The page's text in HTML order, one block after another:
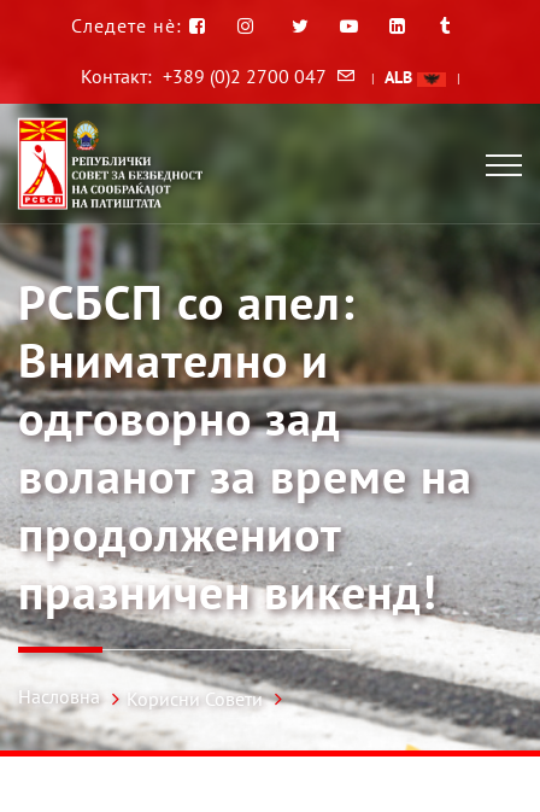
Следете нè:
Контакт: +389 (0)2 2700 047 | ALB |
РСБСП со апел:
Внимателно и
одговорно зад
воланот за време на
продолжениот
празничен викенд!
Насловна Корисни Совети